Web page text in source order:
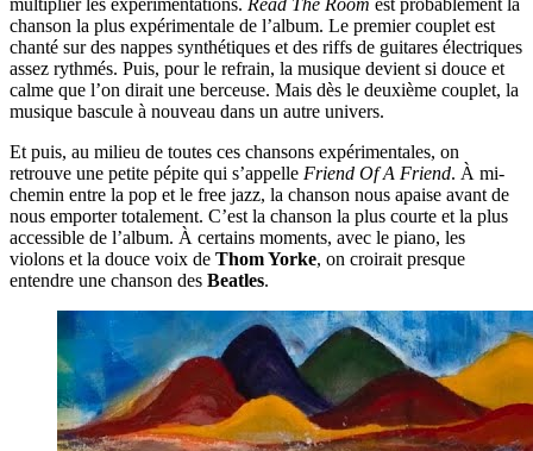
multiplier les expérimentations. Read The Room est probablement la
chanson la plus expérimentale de l’album. Le premier couplet est
chanté sur des nappes synthétiques et des riffs de guitares électriques
assez rythmés. Puis, pour le refrain, la musique devient si douce et
calme que l’on dirait une berceuse. Mais dès le deuxième couplet, la
musique bascule à nouveau dans un autre univers.
Et puis, au milieu de toutes ces chansons expérimentales, on
retrouve une petite pépite qui s’appelle Friend Of A Friend. À mi-
chemin entre la pop et le free jazz, la chanson nous apaise avant de
nous emporter totalement. C’est la chanson la plus courte et la plus
accessible de l’album. À certains moments, avec le piano, les
violons et la douce voix de Thom Yorke, on croirait presque
entendre une chanson des Beatles.